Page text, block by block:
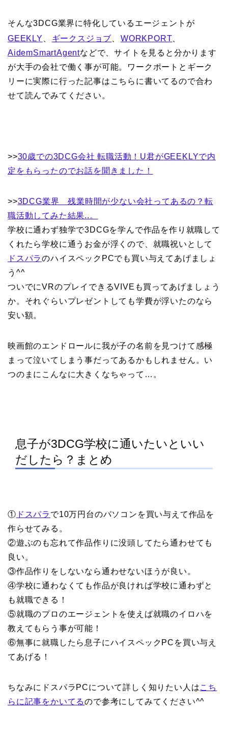
そんな3DCG業界に特化しているエージェントが
GEEKLY
ギークスジョブ WORKPORT
AidemSmartAgentなどで、サイトを見ると分かります
が大手の会社で働く事が可能。ワークポートとギーク
リーに実際に行った記事はこちらに書いてるので合わ
せて読んでみてください。
>>30歳での3DCG会社 転職活動！U君がGEEKLYで内
定をもらったのでお話を聞きました！
>>3DCG業界 残業時間が少ない会社ってあるの？転
職活動してみた結果..。
学校に通わず独学で3DCGを学んで作品を作り就職して
くれたら学校に通うお金が浮くので、就職祝いとして
ドスパラのハイスペックPCでも買い与えてあげましょ
う^^
ついでにVRのプレイできるVIVEも買ってあげましょう
か。それぐらいプレゼントしても学費が浮いたのなら
安い額。
映画館のエンドロールに我が子の名前を見つけて感極
まって泣いてしまう事だってあるかもしれません。い
つのまにこんなに大きくなちゃって…。
息子が3DCG学校に通いたいといい
だしたら？まとめ
① ドスパラ で10万円台のパソコンを買い与えて作品を
作らせてみる。
②遊ぶのも忘れて作品作りに没頭してたら通わせても
良い。
③作品作りをしないなら通わせないほうが良い。
④学校に通わなくても作品が良ければ学校に通わずと
も就職できる！
⑤就職のプロのエージェントを使えば就職のイロハを
教えてもらう事が可能！
⑥無事に就職したら息子にハイスペックPCを買い与え
てあげる！
ちなみにドスパラPCについて詳しく知りたい人はこち
らに記事をかいてるので参考にしてみてください^^